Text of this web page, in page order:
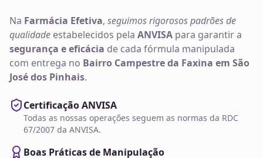
Na Farmácia Efetiva, seguimos rigorosos padrões de
qualidade estabelecidos pela ANVISA para garantir a
segurança e eficácia de cada fórmula manipulada
com entrega no Bairro Campestre da Faxina em São
José dos Pinhais.
Certificação ANVISA
Todas as nossas operações seguem as normas da RDC
67/2007 da ANVISA.
Boas Práticas de Manipulação